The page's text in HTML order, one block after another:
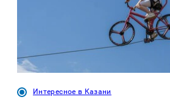
Интересное в Казани